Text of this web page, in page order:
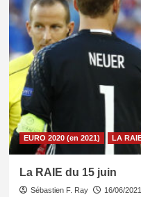
Raie
du
16
juin
EURO 2020 (en 2021) LA
La RAIE du 15 juin
Sébastien F. Ray 16/06/2021